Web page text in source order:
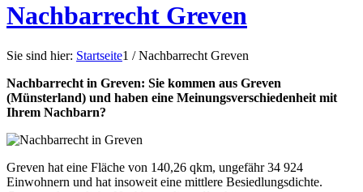
Nachbarrecht Greven
Sie sind hier: Startseite1 / Nachbarrecht Greven
Nachbarrecht in Greven: Sie kommen aus Greven
(Münsterland) und haben eine Meinungsverschiedenheit mit
Ihrem Nachbarn?
Greven hat eine Fläche von 140,26 qkm, ungefähr 34 924
Einwohnern und hat insoweit eine mittlere Besiedlungsdichte.